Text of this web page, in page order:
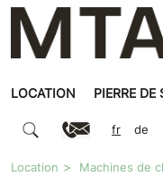
LOCATION PIERRE DE
fr de
Location Machines de